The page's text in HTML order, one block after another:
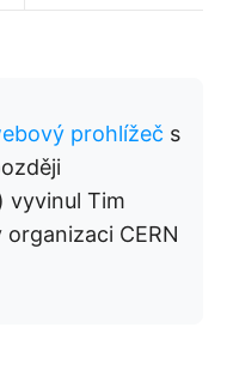
prohlížeč s
vyvinul Tim
CERN